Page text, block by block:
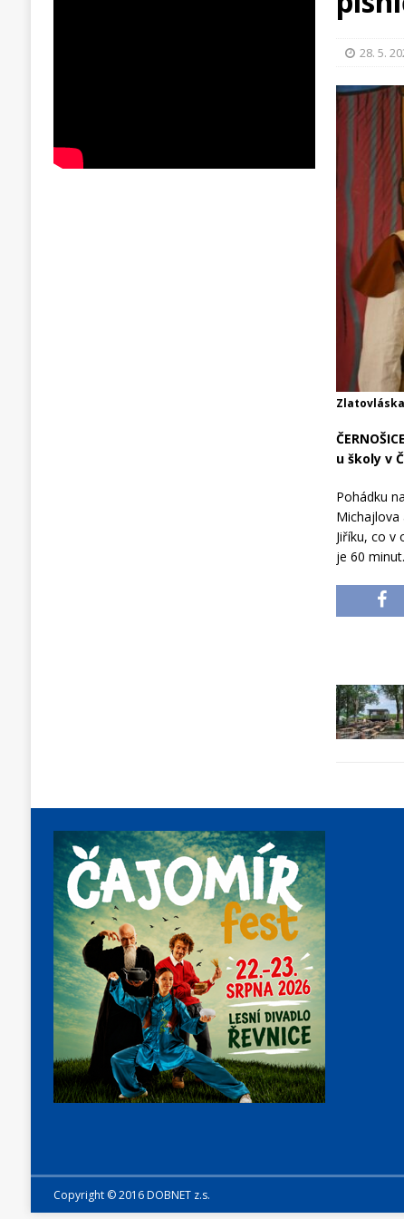
28. 5.
u školy v
Pohádku
Michajlova
Jiříku, co v
je 60 minut.
Copyright © 2016 DOBNET z.s.